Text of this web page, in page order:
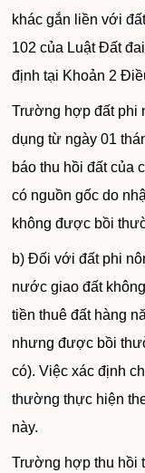
khác gắn liền với
102 của Luật Đất
định tại Khoản 2
Trường hợp đất phi
dụng từ ngày 01
báo thu hồi đất của
có nguồn gốc do
không được bồi
b) Đối với đất phi
nước giao đất
tiền thuê đất hàng
nhưng được bồi
có). Việc xác định
thường thực hiện
này.
Trường hợp thu hồi